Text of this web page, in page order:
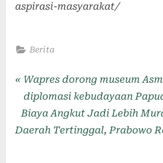
aspirasi-masyarakat/
Berita
Wapres dorong museum
diplomasi kebudayaan
Biaya Angkut Jadi Lebih
Daerah Tertinggal, Prabowo